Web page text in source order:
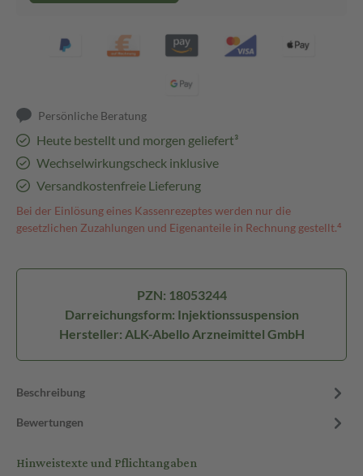
Persönliche Beratung
Heute bestellt und morgen geliefert³
Wechselwirkungscheck inklusive
Versandkostenfreie Lieferung
Bei der Einlösung eines Kassenrezeptes werden nur die
gesetzlichen Zuzahlungen und Eigenanteile in Rechnung gestellt.⁴
PZN: 18053244
Darreichungsform: Injektionssuspension
Hersteller: ALK-Abello Arzneimittel GmbH
Beschreibung
Bewertungen
Hinweistexte und Pflichtangaben